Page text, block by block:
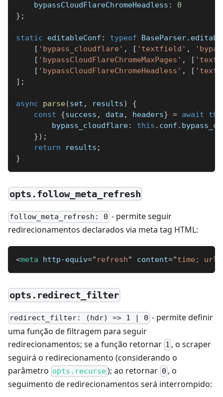
    bypassCloudFlareChromeHeadless
:
0
} ;
static editableConf : typeof BaseParser.
[ 'bypass_cloudflare' , [ 'textfield' ,
[ 'bypassCloudFlareChromeMaxPages' , [
[ 'bypassCloudFlareChromeHeadless' , [
] ;
async parse(set , results)
{
const
{success , data , headers} = await
        bypass_cloudflare
: this . conf .
}) ;
return results ;
}
opts.follow_meta_refresh
follow_meta_refresh: 0 - permite seguir
redirecionamentos declarados via meta tag HTML:
<meta http-equiv=" refresh" content="time;
opts.redirect_filter
redirect_filter: (hdr) => 1 | 0 - permite definir
uma função de filtragem para seguir
redirecionamentos; se a função retornar 1 , o scraper
seguirá o redirecionamento (considerando o
parâmetro opts.recurse); ao retornar 0 , o
seguimento de redirecionamentos será interrompido: